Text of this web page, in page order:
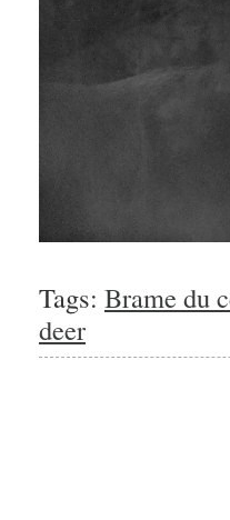
Tags: Brame du
deer